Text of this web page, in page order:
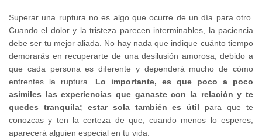
Superar una ruptura no es algo que ocurre de un día para otro.
Cuando el dolor y la tristeza parecen interminables, la paciencia
debe ser tu mejor aliada. No hay nada que indique cuánto tiempo
demorarás en recuperarte de una desilusión amorosa, debido a
que cada persona es diferente y dependerá mucho de cómo
enfrentes la ruptura.
Lo importante, es que poco a poco
asimiles las experiencias que ganaste con la relación y te
quedes tranquila; estar sola también es útil para que te
conozcas y ten la certeza de que, cuando menos lo esperes,
aparecerá alguien especial en tu vida.